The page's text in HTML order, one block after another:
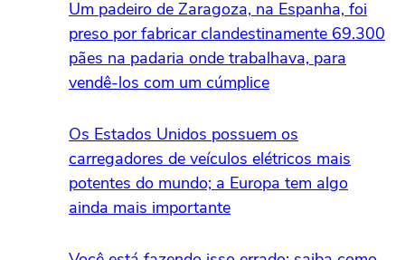
Um padeiro de Zaragoza, na Espanha, foi
preso por fabricar clandestinamente 69.300
pães na padaria onde trabalhava, para
vendê-los com um cúmplice
Os Estados Unidos possuem os
carregadores de veículos elétricos mais
potentes do mundo; a Europa tem algo
ainda mais importante